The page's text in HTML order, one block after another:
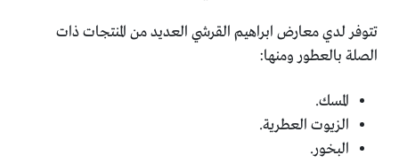
تتوفر لدي معارض ابراهيم القرشي العديد من المنتجات ذات
الصلة بالعطور ومنها:
المسك.
الزيوت العطرية.
البخور.